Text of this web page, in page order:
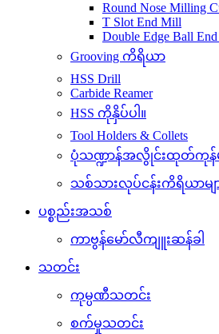
Round Nose Milling
T Slot End Mill
Double Edge Ball
Grooving ကိရိယာ
HSS Drill
Carbide Reamer
HSS ကိုနှိပ်ပါ။
Tool Holders & Collets
ပုံသဏ္ဍာန်အလွိုင်းထုတ်ကုန်မ
သစ်သားလုပ်ငန်းကိရိယာမျ
ပစ္စည်းအသစ်
ကာဗွန်မော်လီကျူးဆန်ခါ
သတင်း
ကုမ္ပဏီသတင်း
စက်မှုသတင်း